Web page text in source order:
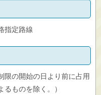
指定路線
の開始の日より前に占用
るものを除く。）